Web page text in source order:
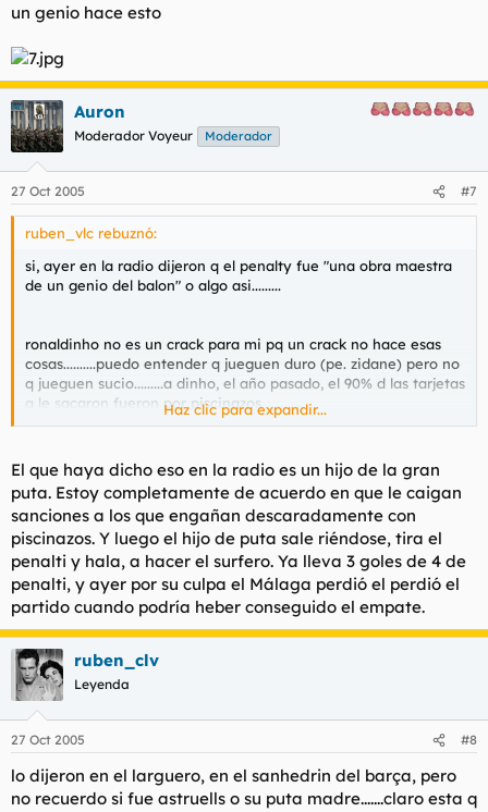
un genio hace esto
Auron
Moderador Voyeur Moderador
27 Oct 2005 #7
ruben_vlc rebuznó:
si, ayer en la radio dijeron q el penalty fue "una obra maestra
de un genio del balon" o algo asi.........
ronaldinho no es un crack para mi pq un crack no hace esas
cosas..........puedo entender q jueguen duro (pe. zidane) pero no
q jueguen sucio.........a dinho, el año pasado, el 90% d las tarjetas
q le sacaron fueron por piscinazos.............
yo creo q deberia cambiar su actitud o, como ha dicho
pandani, q le metieran 4 partidos d sancion por bobo y las
cosas cambiarian.......
Haz clic para expandir...
El que haya dicho eso en la radio es un hijo de la gran
puta. Estoy completamente de acuerdo en que le caigan
sanciones a los que engañan descaradamente con
piscinazos. Y luego el hijo de puta sale riéndose, tira el
penalti y hala, a hacer el surfero. Ya lleva 3 goles de 4 de
penalti, y ayer por su culpa el Málaga perdió el perdió el
partido cuando podría heber conseguido el empate.
ruben_clv
Leyenda
27 Oct 2005 #8
lo dijeron en el larguero, en el sanhedrin del barça, pero
no recuerdo si fue astruells o su puta madre.......claro esta q